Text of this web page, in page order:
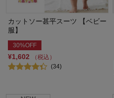
カットソー甚平スーツ 【ベビー
服】
30%OFF
¥1,602
（税込）
(34)